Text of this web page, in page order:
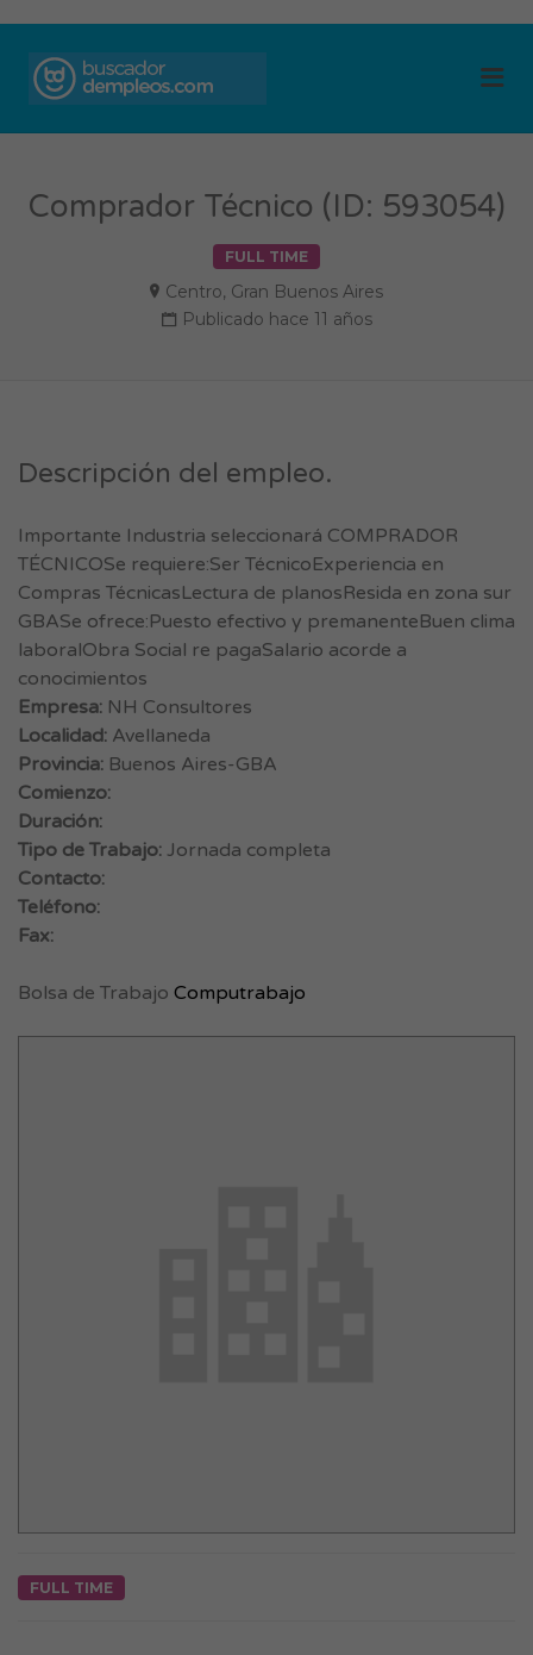
Comprador Técnico (ID: 593054)
FULL TIME
Centro, Gran Buenos Aires
Publicado hace 11 años
Descripción del empleo.
Importante Industria seleccionará COMPRADOR
TÉCNICOSe requiere:Ser TécnicoExperiencia en
Compras TécnicasLectura de planosResida en zona sur
GBASe ofrece:Puesto efectivo y premanenteBuen clima
laboralObra Social re pagaSalario acorde a
conocimientos
Empresa: NH Consultores
Localidad: Avellaneda
Provincia: Buenos Aires-GBA
Comienzo:
Duración:
Tipo de Trabajo: Jornada completa
Contacto:
Teléfono:
Fax:
Bolsa de Trabajo Computrabajo
FULL TIME